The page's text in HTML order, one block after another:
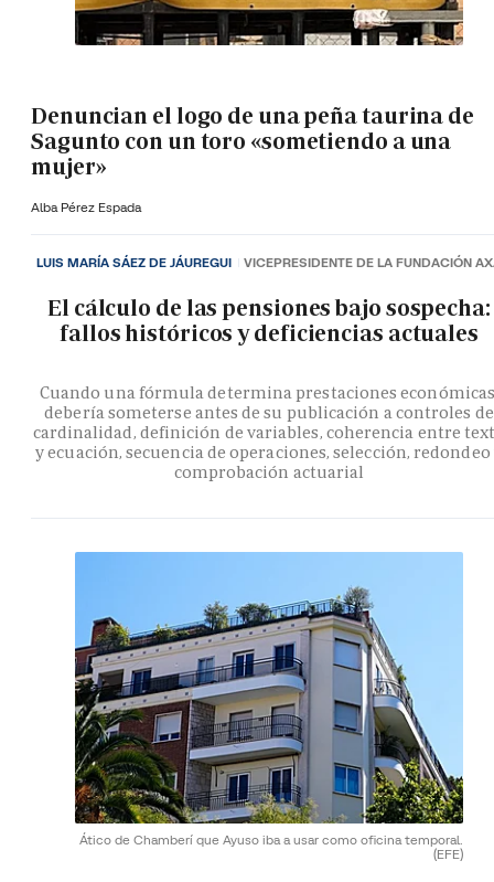
Denuncian el logo de una peña taurina de
Sagunto con un toro «sometiendo a una
mujer»
Alba Pérez Espada
El cálculo de las pensiones bajo sospecha:
fallos históricos y deficiencias actuales
Cuando una fórmula determina prestaciones
debería someterse antes de su publicación a controles de
cardinalidad, definición de variables, coherencia entre
y ecuación, secuencia de operaciones, selección, redondeo
comprobación actuarial
LUIS MARÍA SÁEZ DE JÁUREGUI VICEPRESIDENTE DE LA FUNDACIÓN
Ático de Chamberí que Ayuso iba a usar como oficina temporal.
(EFE)